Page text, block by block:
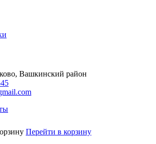
Вашкинский район
Перейти в корзину